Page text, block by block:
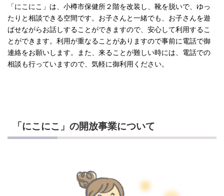
「にこにこ」は、小樽市保健所２階を改装し、靴を脱いで、ゆっ
たりと相談できる空間です。お子さんと一緒でも、お子さんを遊
ばせながらお話しすることができますので、安心して利用するこ
とができます。利用が重なることがありますので事前に電話で御
連絡をお願いします。また、来ることが難しい時には、電話での
相談も行っていますので、気軽に御利用ください。
「にこにこ」の開放事業について